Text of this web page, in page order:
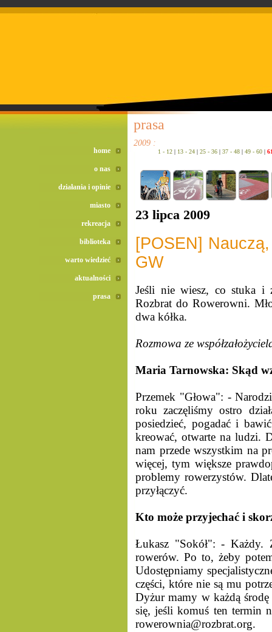
prasa
2009 :
1 - 12 | 13 - 24 | 25 - 36 | 37 - 48 | 49 - 60 |
23 lipca 2009
[POSEN]
GW
Jeśli nie wiesz, co stuka i
Rozbrat do Rowerowni.
dwa kółka.
Rozmowa ze
Maria Tarnowska: Skąd
Przemek "Głowa": -
roku zaczęliśmy ostro
posiedzieć, pogadać i
kreować, otwarte na ludzi.
nam przede wszystkim na
więcej, tym większe
problemy rowerzystów.
przyłączyć.
Kto może przyjechać i
Łukasz "Sokół": - Każdy.
rowerów. Po to, żeby
Udostępniamy
części, które nie są mu
Dyżur mamy w każdą
się, jeśli komuś ten termin
rowerownia@rozbrat.org.
home
o nas
działania i opinie
miasto
rekreacja
biblioteka
warto wiedzieć
aktualności
prasa